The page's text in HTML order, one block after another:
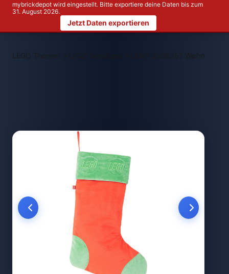
mybrickdepot wird eingestellt. Bitte exportiere deine Daten bis zum
31. August 2026.
Jetzt Daten exportieren
LEGO Themen > LEGO 5006357